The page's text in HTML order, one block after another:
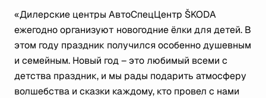
«Дилерские центры АвтоСпецЦентр ŠKODA
ежегодно организуют новогодние ёлки для детей. В
этом году праздник получился особенно душевным
и семейным. Новый год – это любимый всеми с
детства праздник, и мы рады подарить атмосферу
волшебства и сказки каждому, кто провел с нами